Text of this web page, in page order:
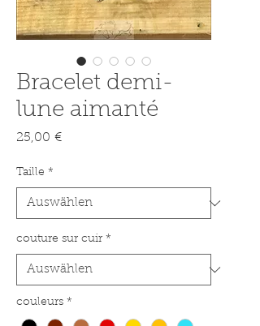
Bracelet demi-
lune aimanté
25,00 €Preis
Taille *
couture sur cuir *
couleurs *